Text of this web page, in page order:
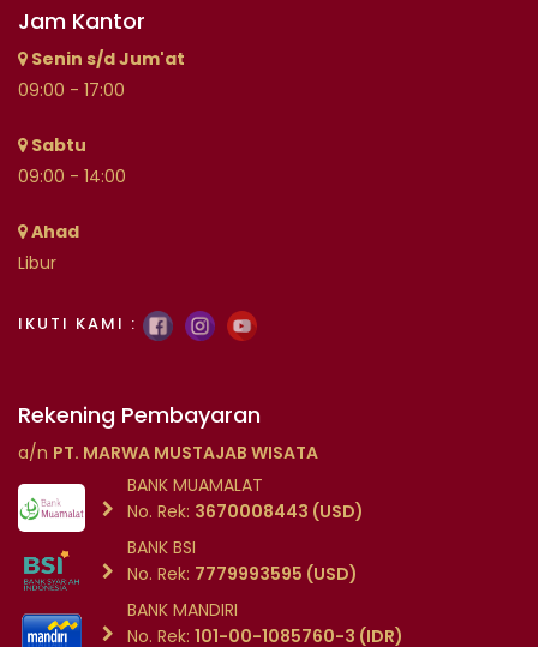
Jam Kantor
Senin s/d Jum'at
09:00 - 17:00
Sabtu
09:00 - 14:00
Ahad
Libur
IKUTI KAMI :
Rekening Pembayaran
a/n PT. MARWA MUSTAJAB WISATA
BANK MUAMALAT
No. Rek: 3670008443 (USD)
BANK BSI
No. Rek: 7779993595 (USD)
BANK MANDIRI
No. Rek: 101-00-1085760-3 (IDR)